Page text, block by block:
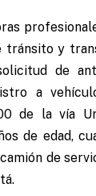
tránsito y
de
a
de la vía
de edad,
de